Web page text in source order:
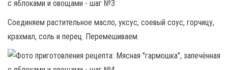
Соединяем растительное масло, уксус, соевый соус, горчицу,
крахмал, соль и перец. Перемешиваем.